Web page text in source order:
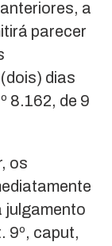
a
parecer
dias
8.162, de 9
os
julgamento
9º, caput,